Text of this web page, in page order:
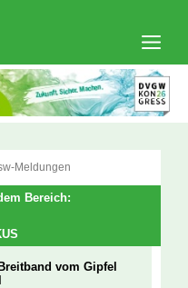
Meldungen
Bereich:
vom Gipfel